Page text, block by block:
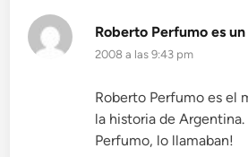
Roberto Perfumo es
2008 a las 9:43 pm
Roberto Perfumo es el
la historia de Argentina.
Perfumo, lo llamaban!